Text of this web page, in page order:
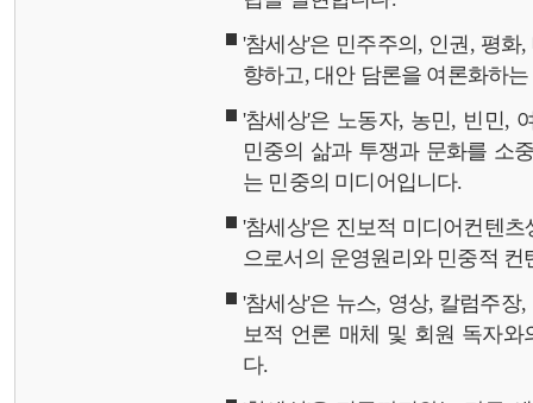
'참세상'은 민주주의, 인권, 평
향하고, 대안 담론을 여론화하
'참세상'은 노동자, 농민, 빈민,
민중의 삶과 투쟁과 문화를 소
는 민중의 미디어입니다.
'참세상'은 진보적 미디어컨텐
으로서의 운영원리와 민중적
'참세상'은 뉴스, 영상, 칼럼주
보적 언론 매체 및 회원 독자와
다.